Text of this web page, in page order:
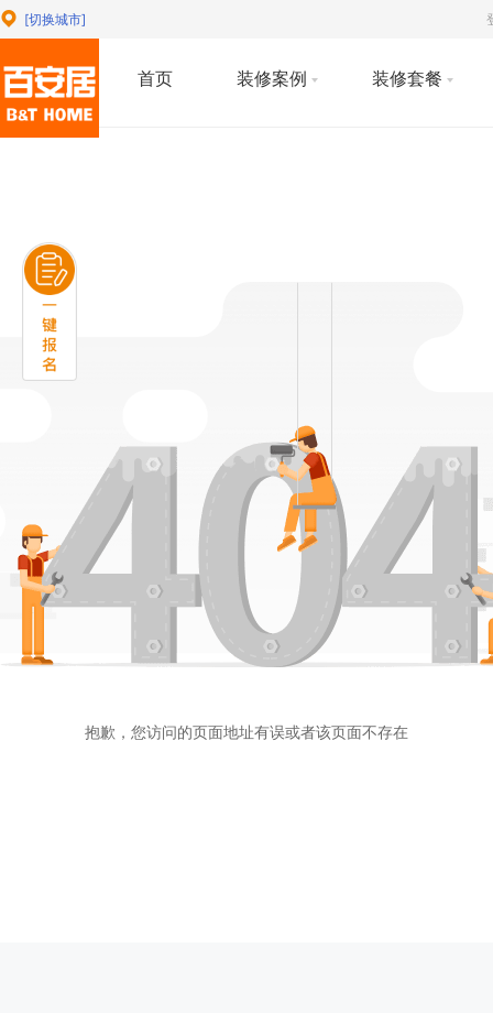
[切换城市]
首页 装修案例 装修套餐
抱歉，您访问的页面地址有误或者该页面不存在